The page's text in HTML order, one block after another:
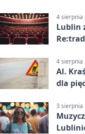
4 sierpnia
Lublin
4 sierpnia
Al.
dla
3 sierpnia